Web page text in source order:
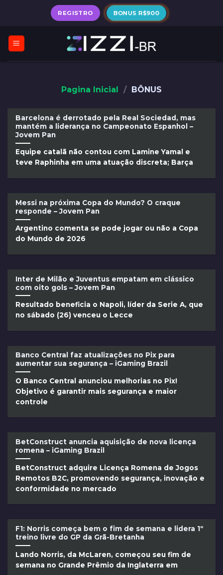
REGISTRO BONUS R$900
Pagina Inicial / BÔNUS
Barcelona é derrotado pela Real Sociedad, mas
mantém a liderança no Campeonato Espanhol –
Jovem Pan
Equipe catalã não contou com Lamine Yamal e
teve Raphinha em uma atuação discreta; Barça
Messi na próxima Copa do Mundo? O craque
responde – Jovem Pan
Argentino comenta se pode jogar ou não a Copa
do Mundo de 2026
Inter de Milão e Juventus empatam em clássico
com oito gols – Jovem Pan
Resultado beneficia o Napoli, líder da Serie A, que
no sábado (26) venceu o Lecce
Banco Central faz atualizações no Pix para
aumentar sua segurança – iGaming Brazil
O Banco Central anunciou melhorias no Pix!
Objetivo é garantir mais segurança e maior
controle
BetConstruct anuncia aquisição de nova licença
romena – iGaming Brazil
BetConstruct adquire Licença Romena de Jogos
Remotos B2C, promovendo segurança, inovação e
conformidade no mercado
F1: Norris começa bem o fim de semana e lidera 1º
treino livre do GP da Grã-Bretanha
Lando Norris, da McLaren, começou seu fim de
semana no Grande Prêmio da Inglaterra em